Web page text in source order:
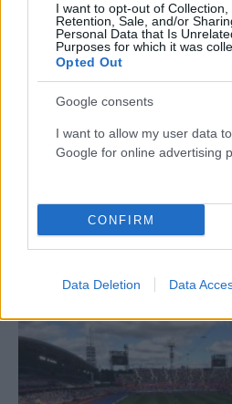
I want to opt-out of Collection,
Retention, Sale, and/or
Personal Data that Is
Purposes for which it was
Opted Out
Google consents
I want to allow my user data
Google for online advertising
CONFIRM
Data Deletion Data
Ο Τεττέη επέστρεψε στις
Παναθηναϊκού